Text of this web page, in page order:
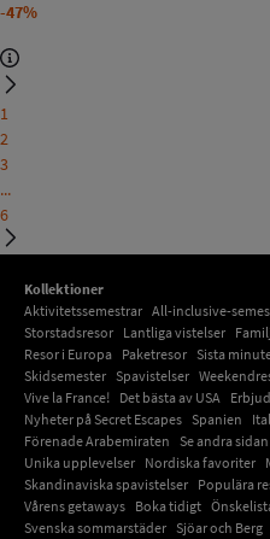
-47%
1
2
3
...
6
Kollektioner
Aktivitetssemestrar All-inclusive-
Storstadsresor Lantliga vistelser
Resor i Europa Paketresor Sista
Skidsemester Spavistelser
Vive la France! Det bästa av USA
Nyheter på Secret Escapes Spanien
Förenade Arabemiraten Se andra
Unika upplevelser Nordiska favoriter
Skandinaviska spavistelser Populära
Vårens getaways Boka tidigt
Svenska sommarstäder Sjöar och Berg